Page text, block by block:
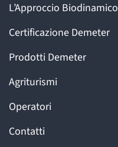
L’Approccio Biodinamico
Certificazione Demeter
Prodotti Demeter
Agriturismi
Operatori
Contatti